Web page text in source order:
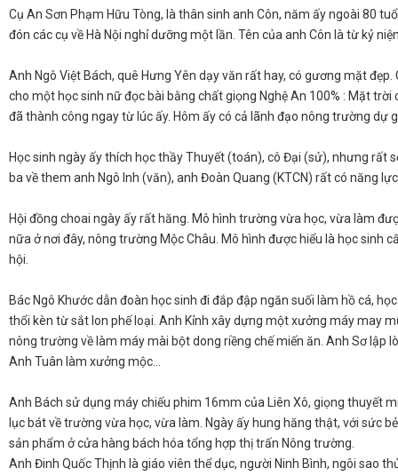
​Cụ An Sơn Phạm Hữu Tòng, là thân sinh anh Côn, năm ấy ngoài 80
đón các cụ về Hà Nội nghỉ dưỡng một lần. Tên của anh Côn là từ kỷ
​Anh Ngô Việt Bách, quê Hưng Yên dạy văn rất hay, có gương mặt
cho một học sinh nữ đọc bài bằng chất giọng Nghệ An 100% : Mặt
đã thành công ngay từ lúc ấy. Hôm ấy có cả lãnh đạo nông trường dự
​Học sinh ngày ấy thích học thầy Thuyết (toán), cô Đại (sử), nhưng
ba về them anh Ngô Inh (văn), anh Đoàn Quang (KTCN) rất có năng
​Hội đồng choai ngày ấy rất hăng. Mô hình trường vừa học, vừa làm
nữa ở nơi đây, nông trường Mộc Châu. Mô hình được hiểu là học sinh
hội.
​Bác Ngô Khước dẫn đoàn học sinh đi đắp đập ngăn suối làm hồ cá,
thổi kèn từ sắt lon phế loại. Anh Kỉnh xây dựng một xưởng máy may
nông trường về làm máy mài bột dong riềng chế miến ăn. Anh Sơ lập
Anh Tuân làm xưởng mộc…
​Anh Bách sử dụng máy chiếu phim 16mm của Liên Xô, giọng thuyết
lục bát về trường vừa học, vừa làm. Ngày ấy hung hăng thật, với sức
sản phẩm ở cửa hàng bách hóa tổng hợp thị trấn Nông trường.
​Anh Đinh Quốc Thịnh là giáo viên thể dục, người Ninh Bình, ngôi sao